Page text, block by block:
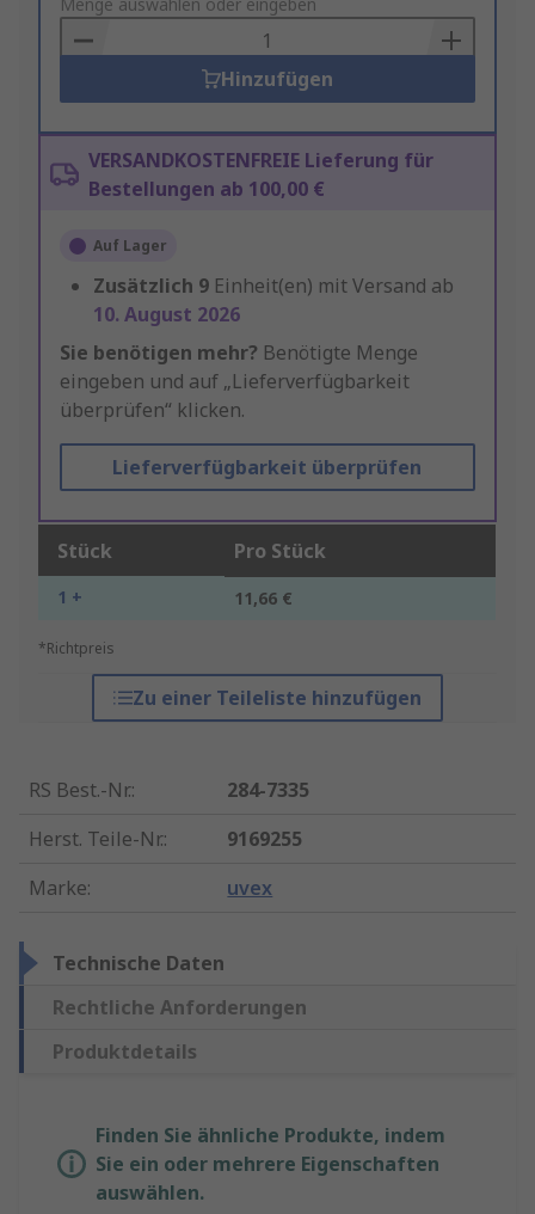
to
Basket
Menge auswählen oder eingeben
Hinzufügen
VERSANDKOSTENFREIE Lieferung für
Bestellungen ab 100,00 €
Auf Lager
Zusätzlich 9 Einheit(en) mit Versand ab
10. August 2026
Sie benötigen mehr? Benötigte Menge
eingeben und auf „Lieferverfügbarkeit
überprüfen“ klicken.
Lieferverfügbarkeit überprüfen
Stück Pro Stück
1 + 11,66 €
*Richtpreis
Zu einer Teileliste hinzufügen
RS Best.-Nr.:
284-7335
Herst. Teile-Nr.:
9169255
Marke: uvex
Technische Daten
Rechtliche Anforderungen
Produktdetails
Finden Sie ähnliche Produkte, indem
Sie ein oder mehrere Eigenschaften
auswählen.